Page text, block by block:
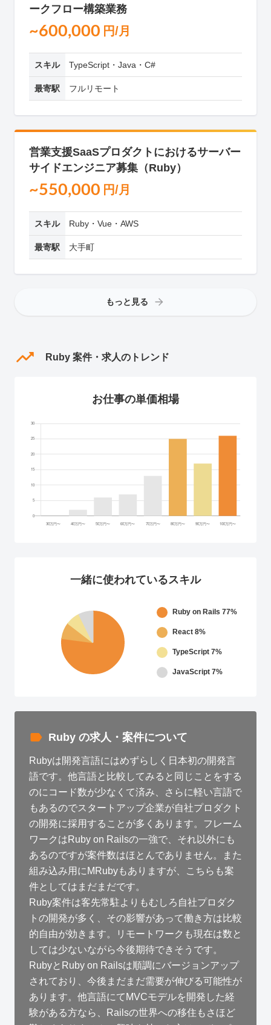
ークフロー構築業務
~600,000 円/月
スキル TypeScript・Java・C#
最寄駅 フルリモート
営業支援SaaSプロダクトにおけるサーバー
サイドエンジニア募集（Ruby）
~550,000 円/月
スキル Ruby・Vue・AWS
最寄駅 大手町
もっと見る
Ruby 案件・求人のトレンド
お仕事の単価相場
一緒に使われているスキル
Ruby on Rails 77%
React 8%
TypeScript 7%
JavaScript 7%
Ruby の求人・案件について
Rubyは開発言語にはめずらしく日本初の開発言
語です。他言語と比較してみると同じことをする
のにコード数が少なくて済み、さらに軽い言語で
もあるのでスタートアップ企業が自社プロダクト
の開発に採用することが多くあります。フレーム
ワークはRuby on Railsの一強で、それ以外にも
あるのですが案件数はほとんでありません。また
組み込み用にMRubyもありますが、こちらも案
件としてはまだまだです。
Ruby案件は客先常駐よりもむしろ自社プロダク
トの開発が多く、その影響があって働き方は比較
的自由が効きます。リモートワークも現在は数と
しては少ないながら今後期待できそうです。
RubyとRuby on Railsは順調にバージョンアップ
されており、今後まだまだ需要が伸びる可能性が
あります。他言語にてMVCモデルを開発した経
験がある方なら、Railsの世界への移住もさほど